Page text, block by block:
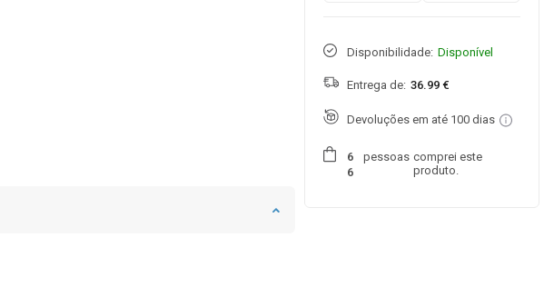
Disponibilidade: Disponível
Entrega de: 36.99 €
Devoluções em até 100 dias
6
6
pessoas comprei este
produto.